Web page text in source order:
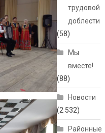
трудовой
доблести
(58)
Мы
вместе!
(88)
Новости
(2 532)
Районные